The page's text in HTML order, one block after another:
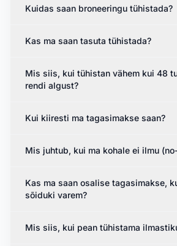
Kuidas saan broneeringu tühistada?
Kas ma saan tasuta tühistada?
Mis siis, kui tühistan vähem kui 48
rendi algust?
Kui kiiresti ma tagasimakse saan?
Mis juhtub, kui ma kohale ei ilmu
Kas ma saan osalise tagasimakse,
sõiduki varem?
Mis siis, kui pean tühistama